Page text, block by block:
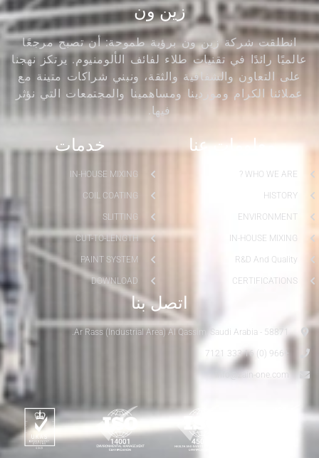
زين ون
انطلقت شركة زين ون برؤية طموحة: أن تصبح مرجعًا
عالميًا رائدًا في تقنيات طلاء لفائف الألومنيوم. يرتكز نهجنا
على التعاون والشفافية والثقة، ونبني شراكات متينة مع
عملائنا الكرام وموردينا ومساهمينا والمجتمعات التي نؤثر
فيها.
معلومات عنا
WHO WE ARE ?
HISTORY
ENVIRONMENT
IN-HOUSE MIXING
R&D And Quality
CERTIFICATIONS
خدمات
IN-HOUSE MIXING
COIL COATING
SLITTING
CUT-TO-LENGTH
PAINT SYSTEM
DOWNLOAD
اتصل بنا
Ar Rass (Industrial Area) Al Qassim, Saudi Arabia - 58871.
+966 (0) 16 333 7121
info@zain-one.com